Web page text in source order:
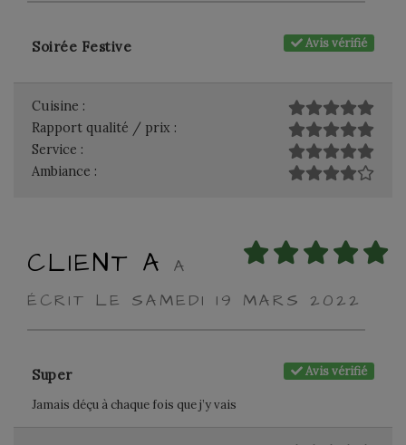
Avis vérifié
Soirée Festive
Cuisine :
Rapport qualité / prix :
Service :
Ambiance :
CLIENT A
A
ÉCRIT LE SAMEDI 19 MARS 2022
Avis vérifié
Super
Jamais déçu à chaque fois que j’y vais